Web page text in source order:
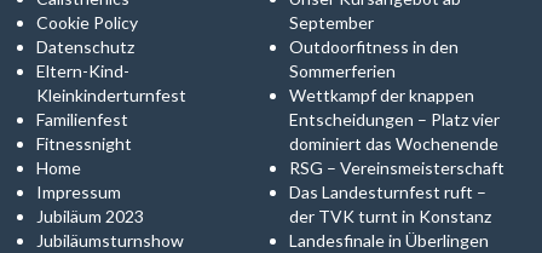
Cookie Policy
Datenschutz
Eltern-Kind-
Kleinkinderturnfest
Familienfest
Fitnessnight
Home
Impressum
Jubiläum 2023
Jubiläumsturnshow
September
Outdoorfitness in den
Sommerferien
Wettkampf der knappen
Entscheidungen – Platz vier
dominiert das Wochenende
RSG – Vereinsmeisterschaft
Das Landesturnfest ruft –
der TVK turnt in Konstanz
Landesfinale in Überlingen